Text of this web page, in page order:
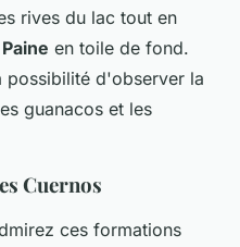
rives du lac tout en
en toile de fond.
possibilité d'observer la
guanacos et les
Cuernos
ces formations